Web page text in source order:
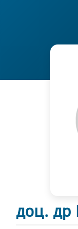
доц. др